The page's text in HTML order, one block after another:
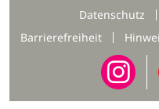
Datenschutz
Barrierefreiheit